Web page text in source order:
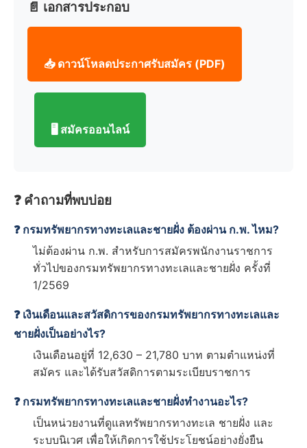
📄 เอกสารประกอบ
📥 ดาวน์โหลดประกาศรับสมัคร (PDF)
🖥️ สมัครออนไลน์
❓ คำถามที่พบบ่อย
❓ กรมทรัพยากรทางทะเลและชายฝั่ง ต้องผ่าน ก.พ. ไหม?
ไม่ต้องผ่าน ก.พ. สำหรับการสมัครพนักงานราชการ
ทั่วไปของกรมทรัพยากรทางทะเลและชายฝั่ง ครั้งที่
1/2569
❓ เงินเดือนและสวัสดิการของกรมทรัพยากรทางทะเลและ
ชายฝั่งเป็นอย่างไร?
เงินเดือนอยู่ที่ 12,630 – 21,780 บาท ตามตำแหน่งที่
สมัคร และได้รับสวัสดิการตามระเบียบราชการ
❓ กรมทรัพยากรทางทะเลและชายฝั่งทำงานอะไร?
เป็นหน่วยงานที่ดูแลทรัพยากรทางทะเล ชายฝั่ง และ
ระบบนิเวศ เพื่อให้เกิดการใช้ประโยชน์อย่างยั่งยืน